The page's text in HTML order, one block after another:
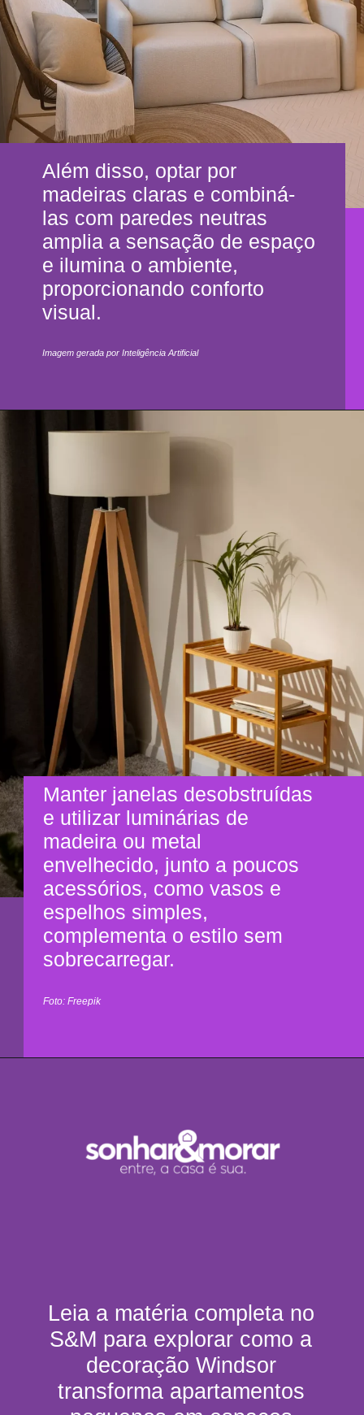
Além disso, optar por
madeiras claras e combiná-
las com paredes neutras
amplia a sensação de espaço
e ilumina o ambiente,
proporcionando conforto
visual.
Manter janelas desobstruídas
e utilizar luminárias de
madeira ou metal
envelhecido, junto a poucos
acessórios, como vasos e
espelhos simples,
complementa o estilo sem
sobrecarregar.
Leia a matéria completa no
S&M para explorar como a
decoração Windsor
transforma apartamentos